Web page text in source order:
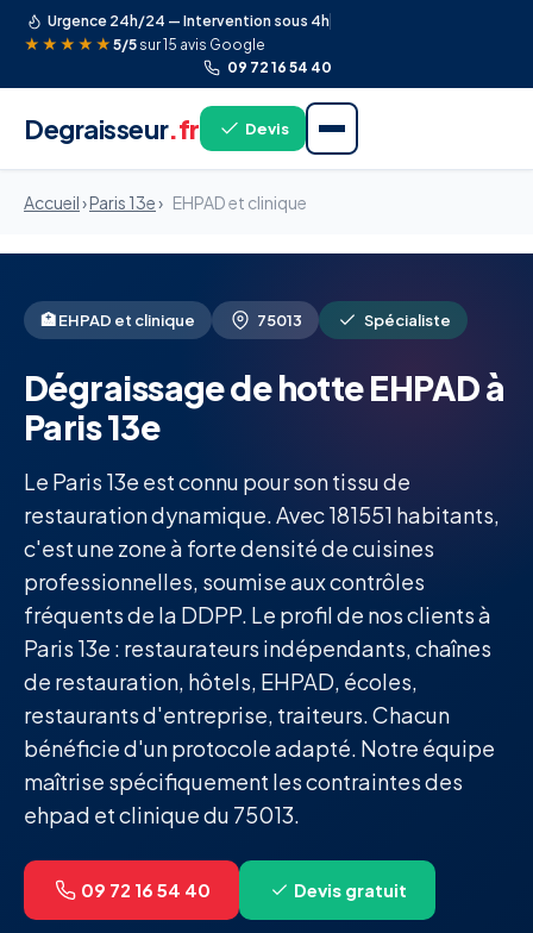
Urgence 24h/24 — Intervention sous 4h
★★★★★ 5/5 sur 15 avis Google
09 72 16 54 40
Degraisseur.fr Devis
Accueil›Paris 13e› EHPAD et clinique
🏥 EHPAD et clinique 75013 Spécialiste
Dégraissage de hotte EHPAD à
Paris 13e
Le Paris 13e est connu pour son tissu de
restauration dynamique. Avec 181551 habitants,
c'est une zone à forte densité de cuisines
professionnelles, soumise aux contrôles
fréquents de la DDPP. Le profil de nos clients à
Paris 13e : restaurateurs indépendants, chaînes
de restauration, hôtels, EHPAD, écoles,
restaurants d'entreprise, traiteurs. Chacun
bénéficie d'un protocole adapté. Notre équipe
maîtrise spécifiquement les contraintes des
ehpad et clinique du 75013.
09 72 16 54 40 Devis gratuit